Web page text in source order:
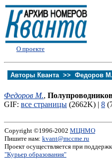
О проекте
Авторы Кванта >> Федоров М.
Федоров М.,
GIF: все страницы (2662K) | 8
Copyright ©1996-2002 МЦНМО
Пишите нам: kvant@mccme.ru
Проект осуществляется при
"Курьер образования"